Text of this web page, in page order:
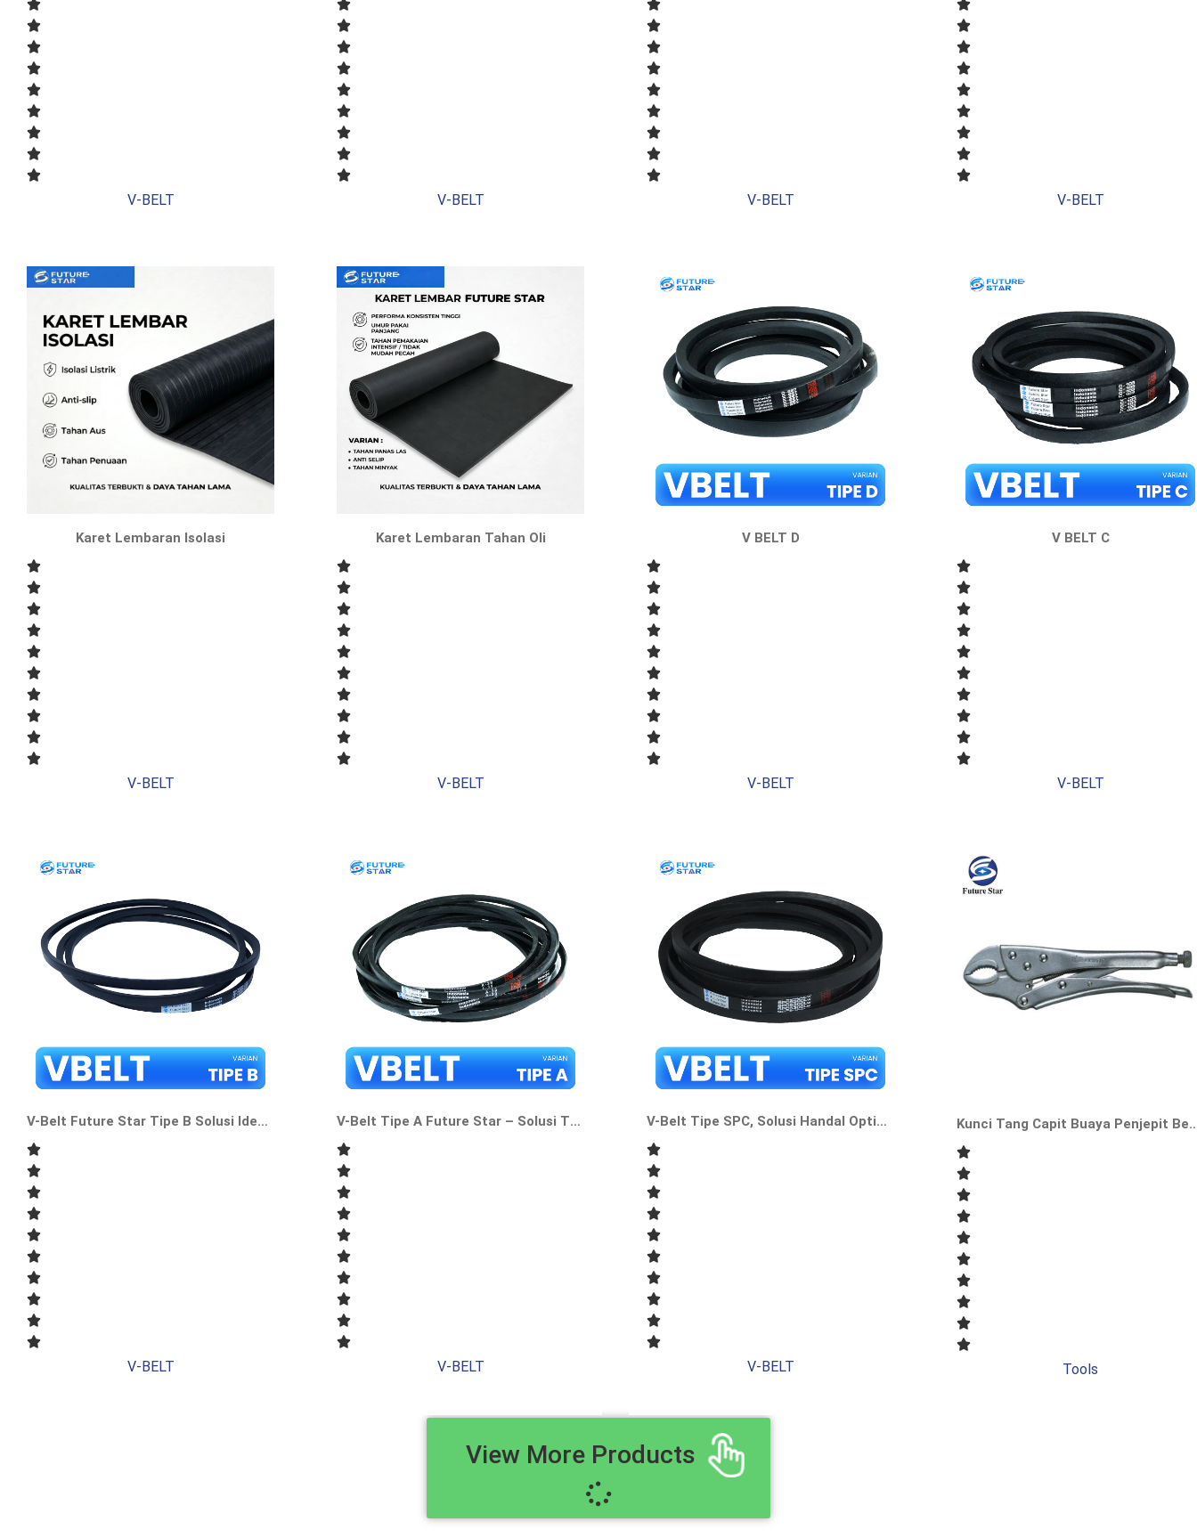
V-BELT V-BELT V-BELT V-BELT
Karet Lembaran Isolasi
V-BELT
Karet Lembaran Tahan Oli
V-BELT
V BELT D
V-BELT
V BELT C
V-BELT
V-Belt Future Star Tipe B Solusi Ideal Untuk Memastikan Efisiensi
V-BELT
V-Belt Tipe A Future Star – Solusi Transmisi Tenaga Tangguh Dan Tepat
V-BELT
V-Belt Tipe SPC, Solusi Handal Optimal Untuk Transmisi Daya Efisien
V-BELT
Kunci Tang Capit Buaya Penjepit Bengkok Curved Jaw Locking Pliers
Tools
View More Products